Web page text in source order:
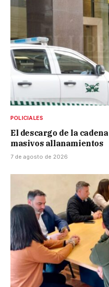
POLICIALES
El descargo de la
masivos allanamientos
7 de agosto de 2026